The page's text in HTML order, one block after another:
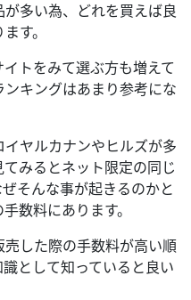
多い為、どれを買えば良
す。
トをみて選ぶ方も増えて
キングはあまり参考にな
ヤルカナンやヒルズが多
みるとネット限定の同じ
そんな事が起きるのかと
数料にあります。
した際の手数料が高い順
として知っていると良い